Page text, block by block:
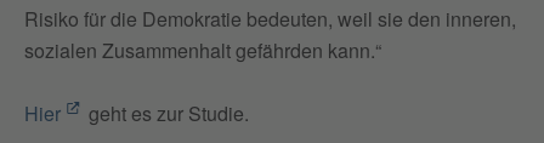
Risiko für die Demokratie bedeuten, weil sie den inneren,
sozialen Zusammenhalt gefährden kann.“
Hier geht es zur Studie.